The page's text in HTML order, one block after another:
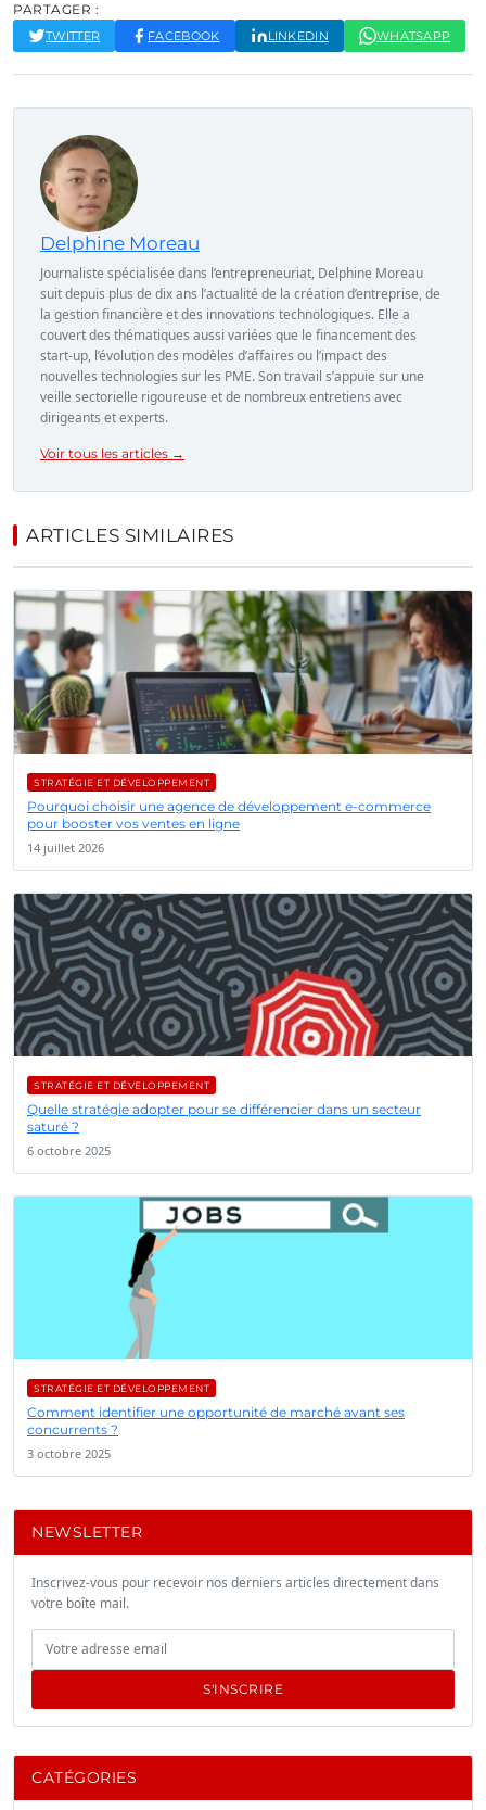
PARTAGER :
TWITTER FACEBOOK LINKEDIN WHATSAPP
Delphine Moreau
Journaliste spécialisée dans l’entrepreneuriat, Delphine Moreau
suit depuis plus de dix ans l’actualité de la création d’entreprise, de
la gestion financière et des innovations technologiques. Elle a
couvert des thématiques aussi variées que le financement des
start-up, l’évolution des modèles d’affaires ou l’impact des
nouvelles technologies sur les PME. Son travail s’appuie sur une
veille sectorielle rigoureuse et de nombreux entretiens avec
dirigeants et experts.
Voir tous les articles →
ARTICLES SIMILAIRES
STRATÉGIE ET DÉVELOPPEMENT
Pourquoi choisir une agence de développement e-commerce
pour booster vos ventes en ligne
14 juillet 2026
STRATÉGIE ET DÉVELOPPEMENT
Quelle stratégie adopter pour se différencier dans un secteur
saturé ?
6 octobre 2025
STRATÉGIE ET DÉVELOPPEMENT
Comment identifier une opportunité de marché avant ses
concurrents ?
3 octobre 2025
NEWSLETTER
Inscrivez-vous pour recevoir nos derniers articles directement dans
votre boîte mail.
S'INSCRIRE
CATÉGORIES